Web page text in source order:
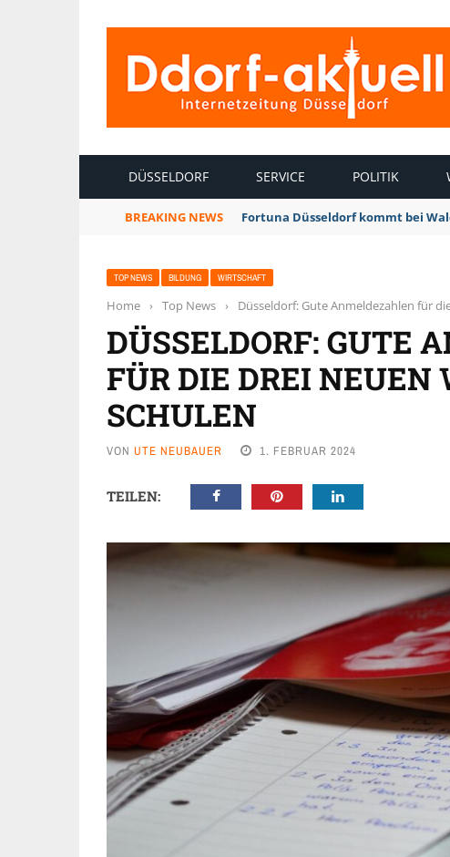
DÜSSELDORF SERVICE POLITIK
BREAKING NEWS Fortuna Düsseldorf kommt bei
TOP NEWS BILDUNG WIRTSCHAFT
Home › Top News › Düsseldorf: Gute Anmeldezahlen für
DÜSSELDORF: GUTE
FÜR DIE DREI
SCHULEN
VON UTE NEUBAUER 1. FEBRUAR 2024
TEILEN: